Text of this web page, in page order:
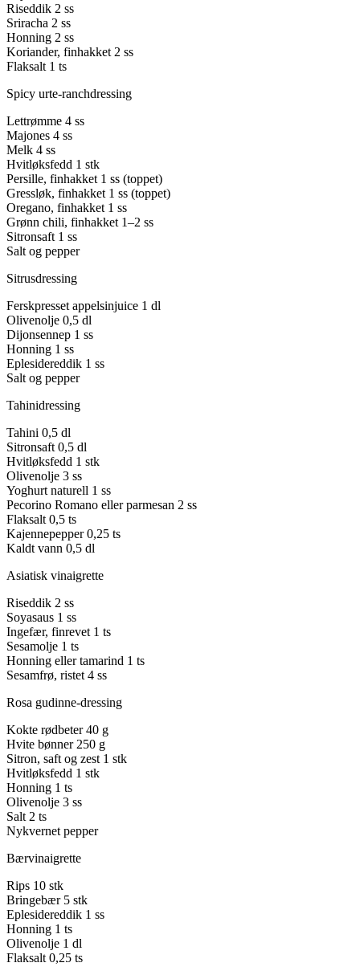
Riseddik 2 ss
Sriracha 2 ss
Honning 2 ss
Koriander, finhakket 2 ss
Flaksalt 1 ts
Spicy urte-ranchdressing
Lettrømme 4 ss
Majones 4 ss
Melk 4 ss
Hvitløksfedd 1 stk
Persille, finhakket 1 ss (toppet)
Gressløk, finhakket 1 ss (toppet)
Oregano, finhakket 1 ss
Grønn chili, finhakket 1–2 ss
Sitronsaft 1 ss
Salt og pepper
Sitrusdressing
Ferskpresset appelsinjuice 1 dl
Olivenolje 0,5 dl
Dijonsennep 1 ss
Honning 1 ss
Eplesidereddik 1 ss
Salt og pepper
Tahinidressing
Tahini 0,5 dl
Sitronsaft 0,5 dl
Hvitløksfedd 1 stk
Olivenolje 3 ss
Yoghurt naturell 1 ss
Pecorino Romano eller parmesan 2 ss
Flaksalt 0,5 ts
Kajennepepper 0,25 ts
Kaldt vann 0,5 dl
Asiatisk vinaigrette
Riseddik 2 ss
Soyasaus 1 ss
Ingefær, finrevet 1 ts
Sesamolje 1 ts
Honning eller tamarind 1 ts
Sesamfrø, ristet 4 ss
Rosa gudinne-dressing
Kokte rødbeter 40 g
Hvite bønner 250 g
Sitron, saft og zest 1 stk
Hvitløksfedd 1 stk
Honning 1 ts
Olivenolje 3 ss
Salt 2 ts
Nykvernet pepper
Bærvinaigrette
Rips 10 stk
Bringebær 5 stk
Eplesidereddik 1 ss
Honning 1 ts
Olivenolje 1 dl
Flaksalt 0,25 ts